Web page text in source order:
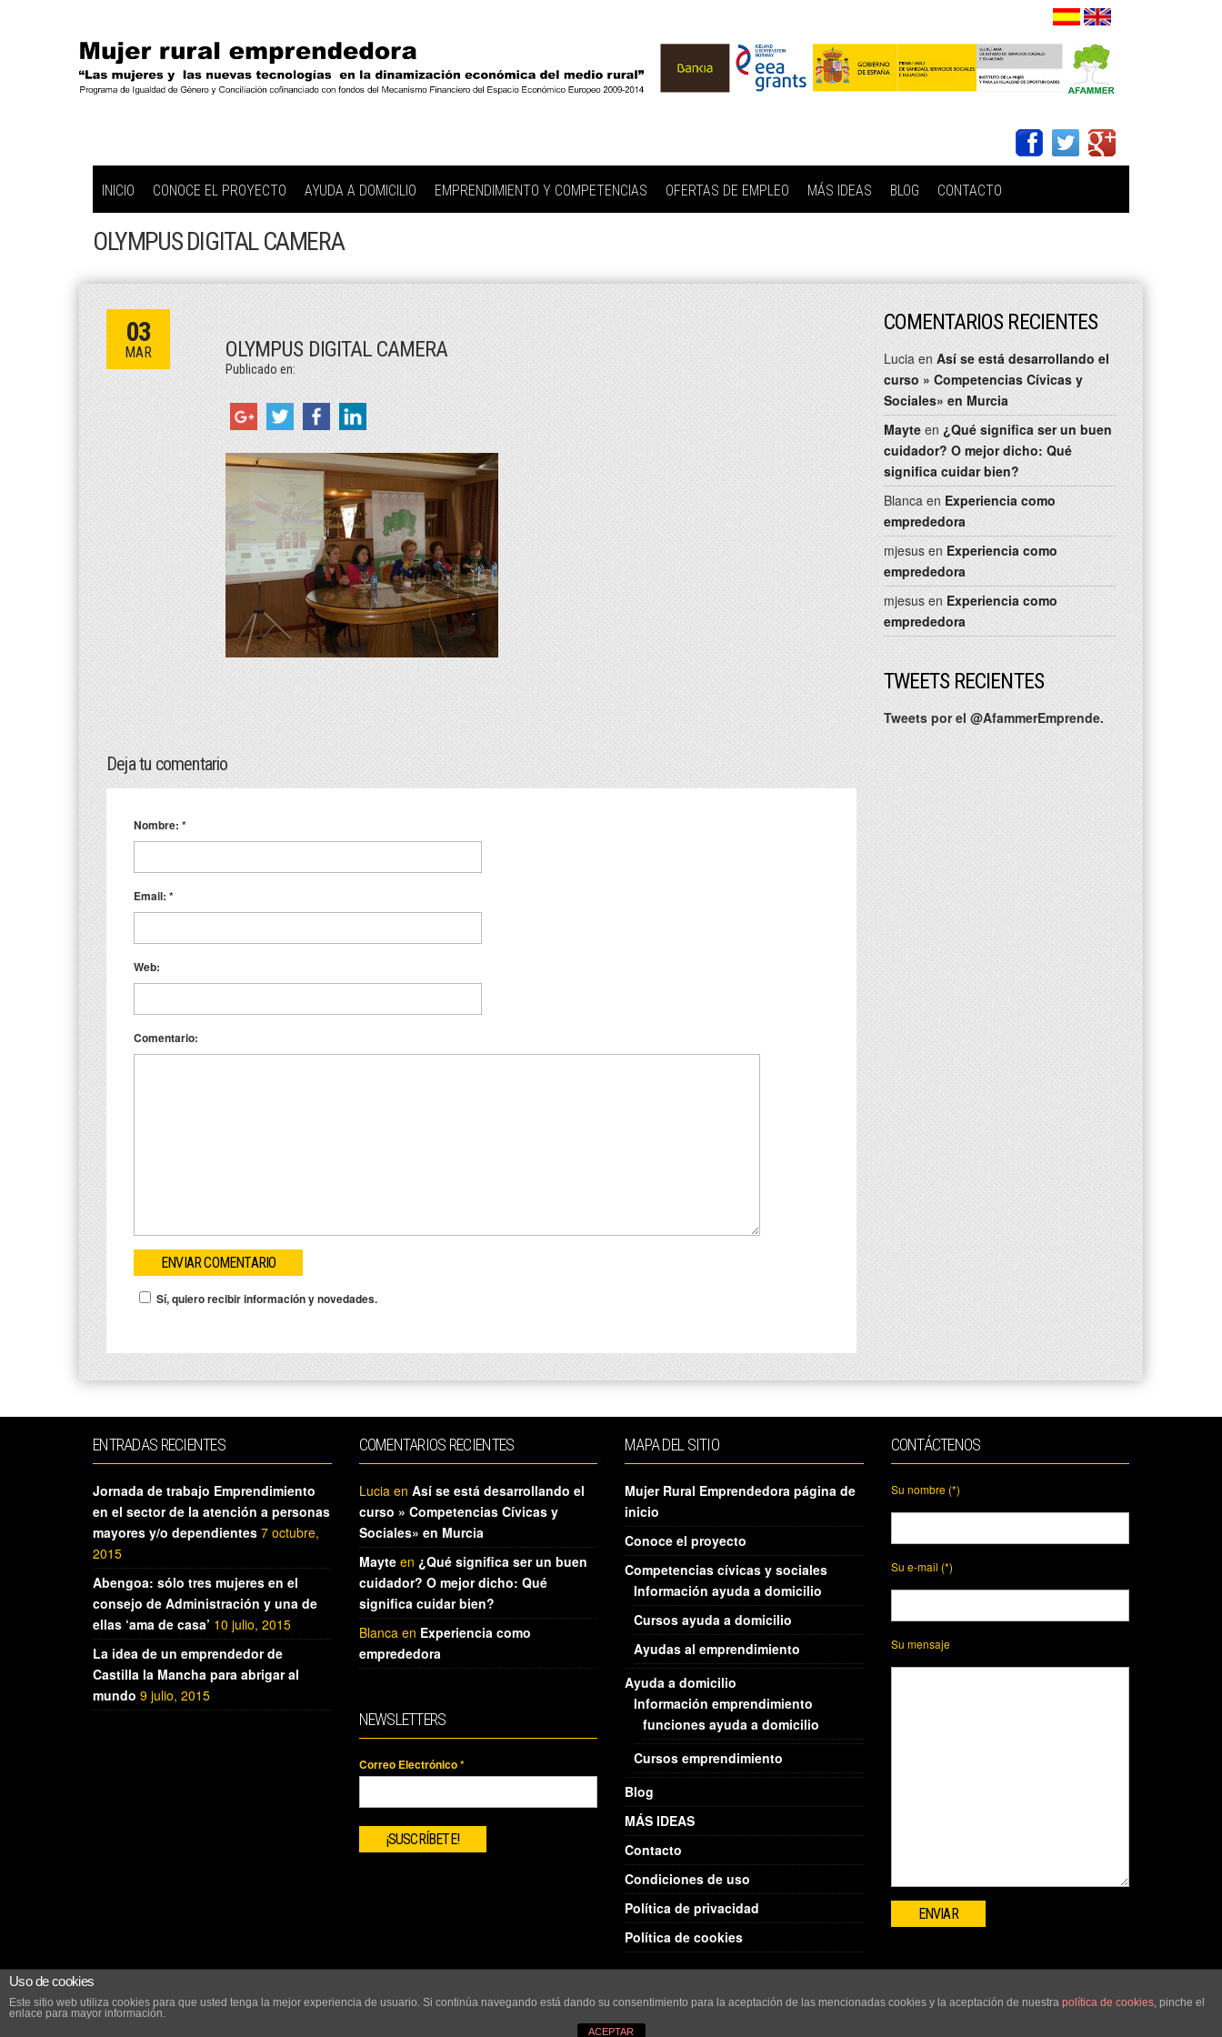
INICIO CONOCE EL PROYECTO AYUDA A DOMICILIO EMPRENDIMIENTO Y COMPETENCIAS OFERTAS DE EMPLEO MÁS IDEAS BLOG CONTACTO
OLYMPUS DIGITAL CAMERA
03
MAR OLYMPUS DIGITAL CAMERA
Publicado en:
Deja tu comentario
Nombre: *
Email: *
Web:
Comentario:
Sí, quiero recibir información y novedades.
COMENTARIOS RECIENTES
Lucia en Así se está desarrollando el
curso » Competencias Cívicas y
Sociales» en Murcia
Mayte en ¿Qué significa ser un buen
cuidador? O mejor dicho: Qué
significa cuidar bien?
Blanca en Experiencia como
emprededora
mjesus en Experiencia como
emprededora
mjesus en Experiencia como
emprededora
TWEETS RECIENTES
Tweets por el @AfammerEmprende.
ENTRADAS RECIENTES
Jornada de trabajo Emprendimiento
en el sector de la atención a personas
mayores y/o dependientes 7 octubre,
2015
Abengoa: sólo tres mujeres en el
consejo de Administración y una de
ellas ‘ama de casa’ 10 julio, 2015
La idea de un emprendedor de
Castilla la Mancha para abrigar al
mundo 9 julio, 2015
COMENTARIOS RECIENTES
Lucia en Así se está desarrollando el
curso » Competencias Cívicas y
Sociales» en Murcia
Mayteen ¿Qué significa ser un buen
cuidador? O mejor dicho: Qué
significa cuidar bien?
Blanca en Experiencia como
emprededora
NEWSLETTERS
Correo Electrónico*
MAPA DEL SITIO
Mujer Rural Emprendedora página de
inicio
Conoce el proyecto
Competencias cívicas y sociales
Información ayuda a domicilio
Cursos ayuda a domicilio
Ayudas al emprendimiento
Ayuda a domicilio
Información emprendimiento
funciones ayuda a domicilio
Cursos emprendimiento
Blog
MÁS IDEAS
Contacto
Condiciones de uso
Política de privacidad
Política de cookies
CONTÁCTENOS
Su nombre (*)
Su e-mail (*)
Su mensaje
WWW.MUJERRURALEMPRENDEDORA.COM
Uso de cookies
Este sitio web utiliza cookies para que usted tenga la mejor experiencia de usuario. Si continúa navegando está dando su consentimiento para la aceptación de las mencionadas cookies y la aceptación de nuestra política de cookies, pinche el
enlace para mayor información.
ACEPTAR